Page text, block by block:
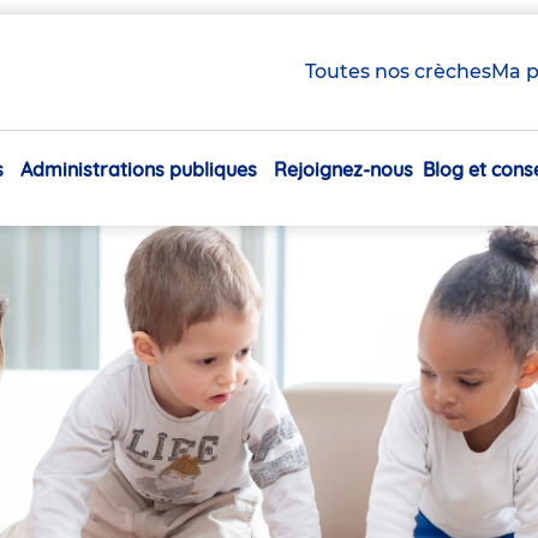
Toutes nos crèchesMa
Navigation
Administrations publiques Rejoignez-nous Blog et